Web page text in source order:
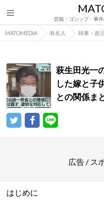
芸能・ゴシップ・事
MATOMEDIA 有名人 時事・政
萩生田光一
した嫁と子
との関係ま
広告 / ス
はじめに